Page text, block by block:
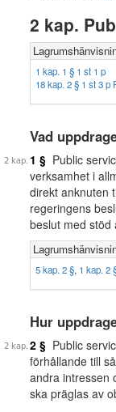
2 kap.
1 kap. 1 § 1 st 1 p
18 kap. 2 § 1 st 3 p
Vad
1 § Public
verksamhet i
direkt anknuten
regeringens
beslut med stöd
5 kap. 2 §, 1 kap. 2
Hur
2 § Public
förhållande till
andra intressen
ska präglas av